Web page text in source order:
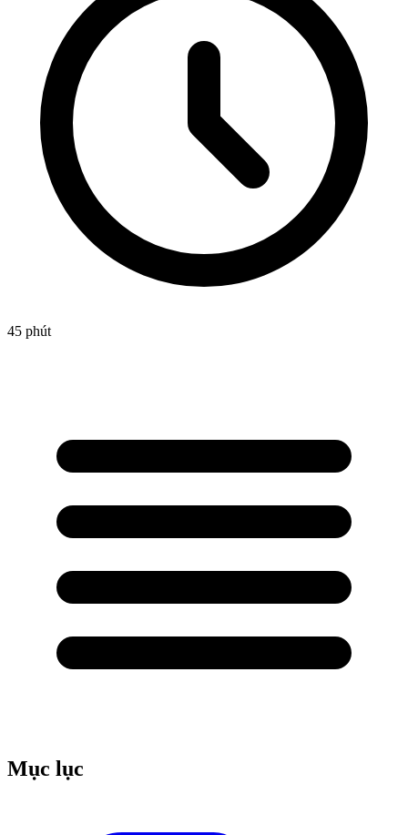
45 phút
Mục lục